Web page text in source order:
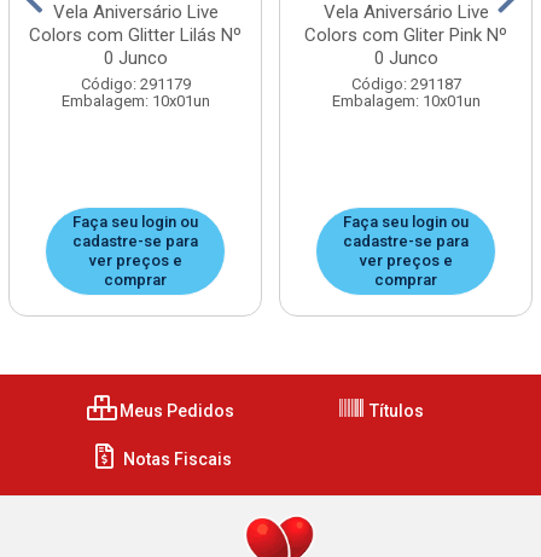
Vela Aniversário Live
Colors com Glitter Lilás Nº
0 Junco
Código: 291179
Embalagem: 10x01un
Faça seu login ou
cadastre-se para
ver preços e
comprar
Vela Aniversário Live
Colors com Gliter Pink Nº
0 Junco
Código: 291187
Embalagem: 10x01un
Faça seu login ou
cadastre-se para
ver preços e
comprar
Meus Pedidos Títulos
Notas Fiscais